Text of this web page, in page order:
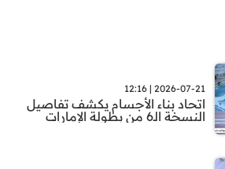
2026-07-21 | 12:16
اتحاد بناء الأجسام يكشف تفاصيل
النسخة الـ6 من بطولة الإمارات